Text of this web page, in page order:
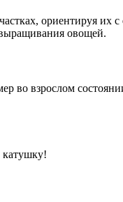
ориентируя их
овощей.
во взрослом
катушку!